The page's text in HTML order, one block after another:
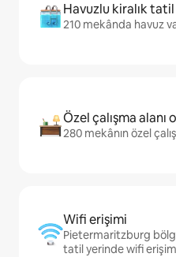
Havuzlu kiralık
210 mekânda havuz
Özel çalışma alanı
280 mekânın özel
Wifi erişimi
Pietermaritzburg
tatil yerinde wifi